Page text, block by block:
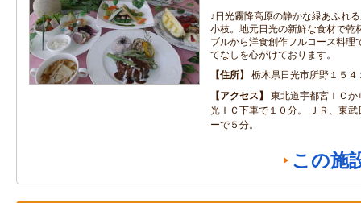
♪日光霧降高原の静かな緑あふれ
小枝。地元日光の新鮮な食材で乾
ブルから洋食創作フルコース料理
てなしを心がけております。
住所
栃木県日光市所野１５４
アクセス
東北道宇都宮ＩＣ
光ＩＣ下車で１０分。 ＪＲ、東
ーで５分。
この施